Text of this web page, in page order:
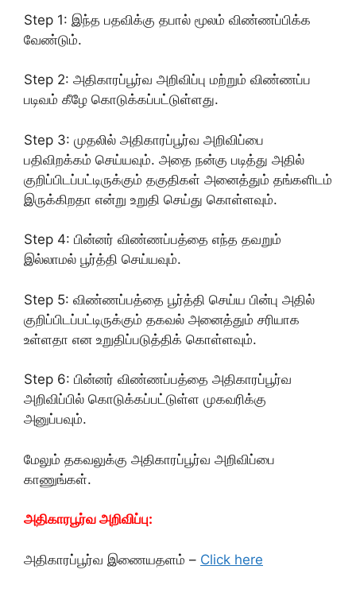
Step 1: இந்த பதவிக்கு தபால் மூலம் விண்ணப்பிக்க
வேண்டும்.
Step 2: அதிகாரப்பூர்வ அறிவிப்பு மற்றும் விண்ணப்ப
படிவம் கீழே கொடுக்கப்பட்டுள்ளது.
Step 3: முதலில் அதிகாரப்பூர்வ அறிவிப்பை
பதிவிறக்கம் செய்யவும். அதை நன்கு படித்து அதில்
குறிப்பிடப்பட்டிருக்கும் தகுதிகள் அனைத்தும் தங்களிடம்
இருக்கிறதா என்று உறுதி செய்து கொள்ளவும்.
Step 4: பின்னர் விண்ணப்பத்தை எந்த தவறும்
இல்லாமல் பூர்த்தி செய்யவும்.
Step 5: விண்ணப்பத்தை பூர்த்தி செய்ய பின்பு அதில்
குறிப்பிடப்பட்டிருக்கும் தகவல் அனைத்தும் சரியாக
உள்ளதா என உறுதிப்படுத்திக் கொள்ளவும்.
Step 6: பின்னர் விண்ணப்பத்தை அதிகாரப்பூர்வ
அறிவிப்பில் கொடுக்கப்பட்டுள்ள முகவரிக்கு
அனுப்பவும்.
மேலும் தகவலுக்கு அதிகாரப்பூர்வ அறிவிப்பை
காணுங்கள்.
அதிகாரபூர்வ அறிவிப்பு:
அதிகாரப்பூர்வ இணையதளம் – Click here